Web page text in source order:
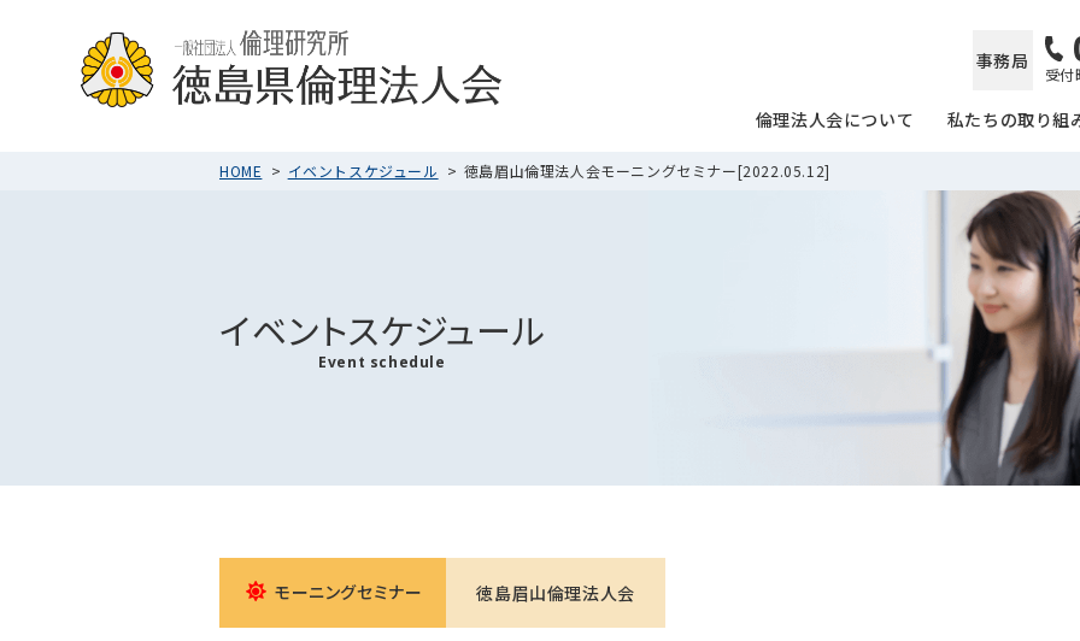
事務局
受付
倫理法人会について 私たちの取り組
HOME イベントスケジュール 徳島眉山倫理法人会モーニングセミナー[2022.05.12]
イベントスケジュール
Event schedule
モーニングセミナー 徳島眉山倫理法人会